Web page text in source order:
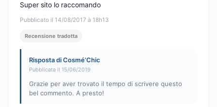
Pubblicato il 14/08/2017 à 18h13
Super sito lo raccomando
Recensione tradotta
Risposta di Cosmé’Chic
Pubblicata il 15/06/2019
Grazie per aver trovato il tempo di scrivere questo
bel commento. A presto!